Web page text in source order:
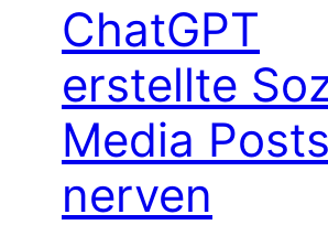
ChatGPT
erstellte
Media Posts
nerven